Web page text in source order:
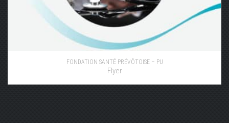
FONDATION SANTÉ PRÉVÔTOISE – PU
Flyer